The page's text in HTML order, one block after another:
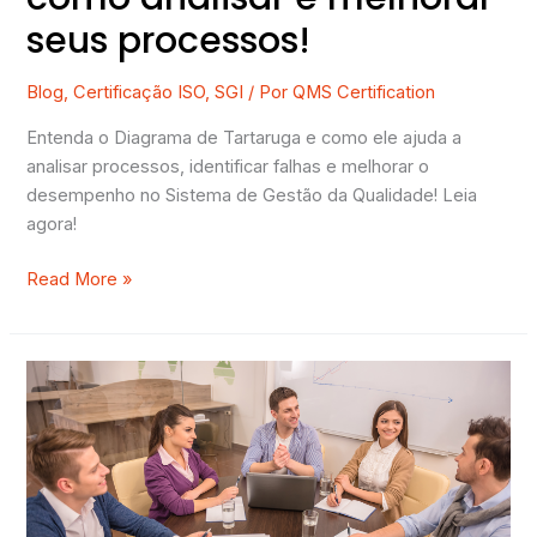
seus processos!
Blog,Certificação ISO,SGI / PorQMS Certification
Entenda o Diagrama de Tartaruga e como ele ajuda a
analisar processos, identificar falhas e melhorar o
desempenho no Sistema de Gestão da Qualidade! Leia
agora!
Read More »
que
é
o
departamento
da